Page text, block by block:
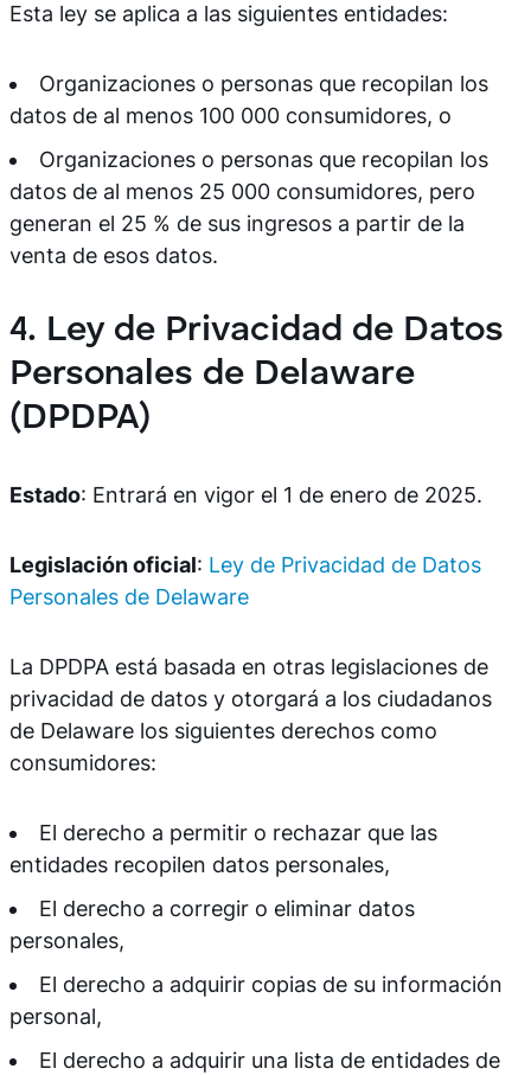
Esta ley se aplica a las siguientes entidades:
Organizaciones o personas que recopilan los
datos de al menos 100 000 consumidores, o
Organizaciones o personas que recopilan los
datos de al menos 25 000 consumidores, pero
generan el 25 % de sus ingresos a partir de la
venta de esos datos.
4. Ley de Privacidad de Datos
Personales de Delaware
(DPDPA)
Estado: Entrará en vigor el 1 de enero de 2025.
Legislación oficial: Ley de Privacidad de Datos
Personales de Delaware
La DPDPA está basada en otras legislaciones de
privacidad de datos y otorgará a los ciudadanos
de Delaware los siguientes derechos como
consumidores:
El derecho a permitir o rechazar que las
entidades recopilen datos personales,
El derecho a corregir o eliminar datos
personales,
El derecho a adquirir copias de su información
personal,
El derecho a adquirir una lista de entidades de